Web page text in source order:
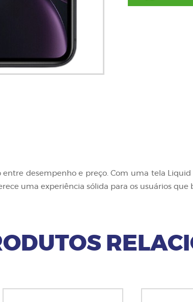
desempenho e preço. Com uma tela Liquid
uma experiência sólida para os usuários